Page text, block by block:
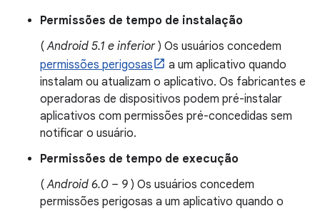
Permissões de tempo de instalação
(Android 5.1 e inferior) Os usuários concedem
permissões perigosas
a um aplicativo quando
instalam ou atualizam o aplicativo. Os fabricantes e
operadoras de dispositivos podem pré-instalar
aplicativos com permissões pré-concedidas sem
notificar o usuário.
Permissões de tempo de execução
(Android 6.0 – 9 ) Os usuários concedem
permissões perigosas a um aplicativo quando o